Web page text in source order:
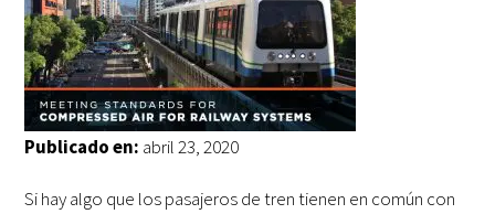
Publicado en: abril 23, 2020
Si hay algo que los pasajeros de tren tienen en común con